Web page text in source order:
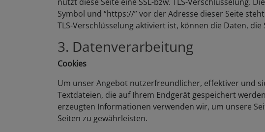
Symbol und “https://” vor der Adresse dieser Seite
TLS-Verschlüsselung aktiviert ist, können die Daten,
3. Datenverarbeitung
Cookies
Um unser Angebot nutzerfreundlicher, effektiver und
Textdateien, die auf Ihrem Endgerät gespeichert
erzeugten Informationen verwenden wir, um unsere
Seiten zu gewährleisten.